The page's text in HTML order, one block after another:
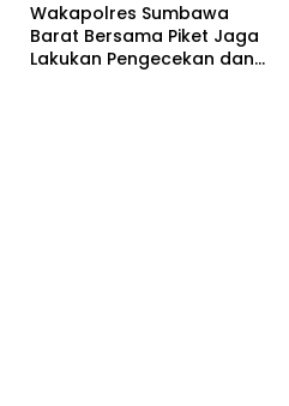
Wakapolres Sumbawa
Barat Bersama Piket Jaga
Lakukan Pengecekan dan